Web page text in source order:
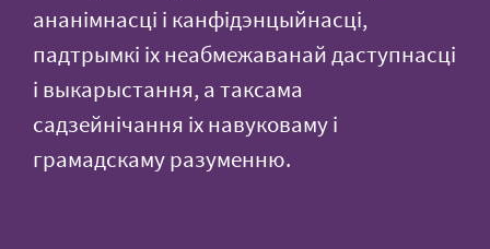
ананімнасці і канфідэнцыйнасці,
падтрымкі іх неабмежаванай даступнасці
і выкарыстання, а таксама
садзейнічання іх навуковаму і
грамадскаму разуменню.